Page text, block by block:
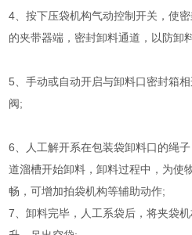
4、按下压袋机构气动控制开关，使
的夹带器端，密封卸料通道，以防卸
5、手动或自动开启与卸料口密封箱
阀;
6、人工解开系在包装袋卸料口的绳
道溜槽开始卸料，卸料过程中，为使
畅，可增加拍袋机构等辅助动作;
7、卸料完毕，人工系袋后，将夹袋